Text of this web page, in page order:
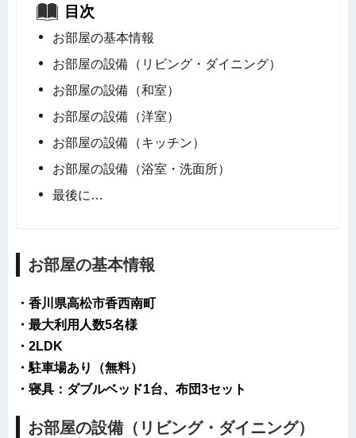
目次
お部屋の基本情報
お部屋の設備（リビング・ダイニング）
お部屋の設備（和室）
お部屋の設備（洋室）
お部屋の設備（キッチン）
お部屋の設備（浴室・洗面所）
最後に…
お部屋の基本情報
・香川県高松市香西南町
・最大利用人数5名様
・2LDK
・駐車場あり（無料）
・寝具：ダブルベッド1台、布団3セット
お部屋の設備（リビング・ダイニング）